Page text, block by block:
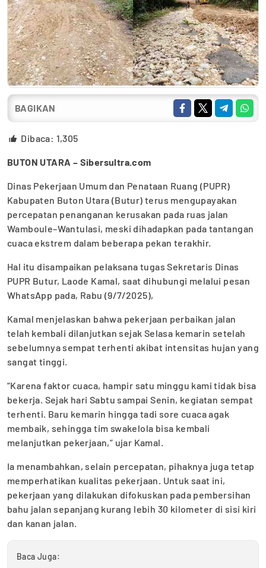
BAGIKAN
Dibaca: 1,305
BUTON UTARA – Sibersultra.com
Dinas Pekerjaan Umum dan Penataan Ruang (PUPR)
Kabupaten Buton Utara (Butur) terus mengupayakan
percepatan penanganan kerusakan pada ruas jalan
Wamboule–Wantulasi, meski dihadapkan pada tantangan
cuaca ekstrem dalam beberapa pekan terakhir.
Hal itu disampaikan pelaksana tugas Sekretaris Dinas
PUPR Butur, Laode Kamal, saat dihubungi melalui pesan
WhatsApp pada, Rabu (9/7/2025),
Kamal menjelaskan bahwa pekerjaan perbaikan jalan
telah kembali dilanjutkan sejak Selasa kemarin setelah
sebelumnya sempat terhenti akibat intensitas hujan yang
sangat tinggi.
“Karena faktor cuaca, hampir satu minggu kami tidak bisa
bekerja. Sejak hari Sabtu sampai Senin, kegiatan sempat
terhenti. Baru kemarin hingga tadi sore cuaca agak
membaik, sehingga tim swakelola bisa kembali
melanjutkan pekerjaan,” ujar Kamal.
Ia menambahkan, selain percepatan, pihaknya juga tetap
memperhatikan kualitas pekerjaan. Untuk saat ini,
pekerjaan yang dilakukan difokuskan pada pembersihan
bahu jalan sepanjang kurang lebih 30 kilometer di sisi kiri
dan kanan jalan.
Baca Juga: